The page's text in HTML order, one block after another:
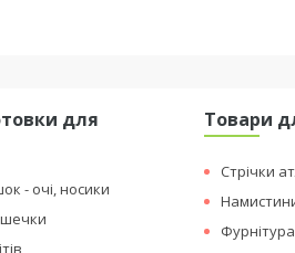
для
- очі, носики
Товари
Стрічки
Фурнітура